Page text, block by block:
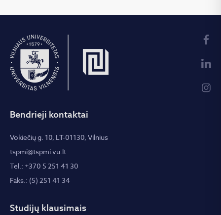
Bendrieji kontaktai
Vokiečių g. 10, LT-01130, Vilnius
tspmi@tspmi.vu.lt
Tel.: +370 5 251 41 30
Faks.: (5) 251 41 34
Studijų klausimais